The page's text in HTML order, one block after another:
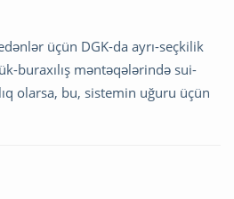
üçün DGK-da ayrı-seçkilik
buraxılış məntəqələrində sui-
olarsa, bu, sistemin uğuru üçün